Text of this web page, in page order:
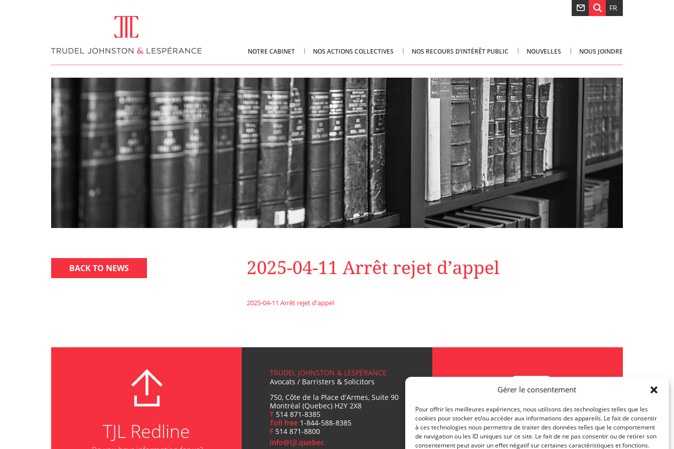
Gérer le consentement
Pour offrir les meilleures expériences, nous utilisons des technologies telles que les
cookies pour stocker et/ou accéder aux informations des appareils. Le fait de consentir
à ces technologies nous permettra de traiter des données telles que le comportement
de navigation ou les ID uniques sur ce site. Le fait de ne pas consentir ou de retirer son
consentement peut avoir un effet négatif sur certaines caractéristiques et fonctions.
FR
NOTRE CABINET NOS ACTIONS COLLECTIVES NOS RECOURS D’INTÉRÊT PUBLIC NOUVELLES NOUS JOINDRE
BACK TO NEWS 2025-04-11 Arrêt rejet d’appel
2025-04-11 Arrêt rejet d'appel
TJL Redline TJL Class Actions Post
TRUDEL JOHNSTON & LESPÉRANCE
Avocats / Barristers & Solicitors
750, Côte de la Place d'Armes, Suite 90
Montréal (Quebec) H2Y 2X8
T 514 871-8385
Toll free 1-844-588-8385
F 514 871-8800
info@tjl.quebec